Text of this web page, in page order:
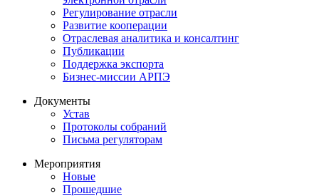
Регулирование отрасли
Развитие кооперации
Отраслевая аналитика и консалтинг
Публикации
Поддержка экспорта
Бизнес-миссии АРПЭ
Документы
Устав
Протоколы собраний
Письма регуляторам
Мероприятия
Новые
Прошедшие